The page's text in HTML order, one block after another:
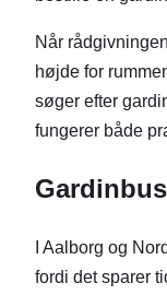
Når
højde for
søger efter
fungerer både
I Aalborg og
fordi det sparer